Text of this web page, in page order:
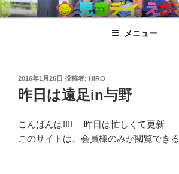
コ
ン
児童ディ えがお
児童発達支援、放課後児童ディサービス
メニュー
投
稿
日:
2016年1月26日 投稿者: HIRO
昨日は遠足in与野
こんばんは!!!! 昨日は忙しくて更新
このサイトは、会員様のみが閲覧できる